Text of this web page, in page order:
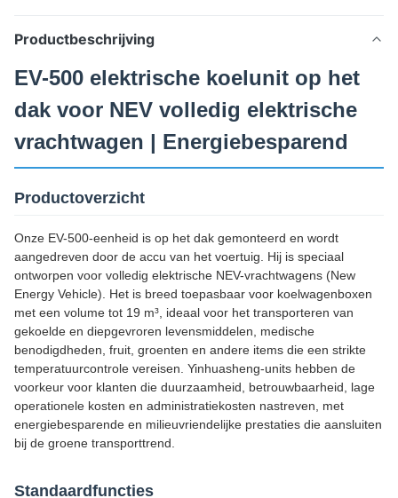
Productbeschrijving
EV-500 elektrische koelunit op het
dak voor NEV volledig elektrische
vrachtwagen | Energiebesparend
Productoverzicht
Onze EV-500-eenheid is op het dak gemonteerd en wordt
aangedreven door de accu van het voertuig. Hij is speciaal
ontworpen voor volledig elektrische NEV-vrachtwagens (New
Energy Vehicle). Het is breed toepasbaar voor koelwagenboxen
met een volume tot 19 m³, ideaal voor het transporteren van
gekoelde en diepgevroren levensmiddelen, medische
benodigdheden, fruit, groenten en andere items die een strikte
temperatuurcontrole vereisen. Yinhuasheng-units hebben de
voorkeur voor klanten die duurzaamheid, betrouwbaarheid, lage
operationele kosten en administratiekosten nastreven, met
energiebesparende en milieuvriendelijke prestaties die aansluiten
bij de groene transporttrend.
Standaardfuncties